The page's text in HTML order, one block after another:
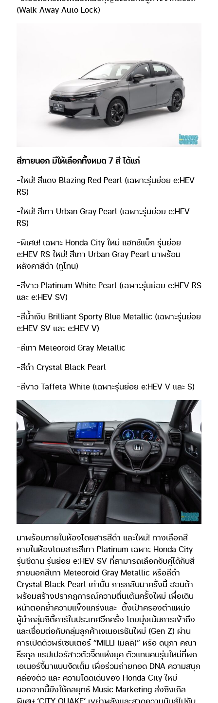
(Walk Away Auto Lock)
สีภายนอก มีให้เลือกทั้งหมด 7 สี ได้แก่
-ใหม่! สีแดง Blazing Red Pearl (เฉพาะรุ่นย่อย e:HEV
RS)
-ใหม่! สีเทา Urban Gray Pearl (เฉพาะรุ่นย่อย e:HEV
RS)
-พิเศษ! เฉพาะ Honda City ใหม่ แฮทช์แบ็ก รุ่นย่อย
e:HEV RS ใหม่! สีเทา Urban Gray Pearl มาพร้อม
หลังคาสีดำ (ทูโทน)
-สีขาว Platinum White Pearl (เฉพาะรุ่นย่อย e:HEV RS
และ e:HEV SV)
-สีน้ำเงิน Brilliant Sporty Blue Metallic (เฉพาะรุ่นย่อย
e:HEV SV และ e:HEV V)
-สีเทา Meteoroid Gray Metallic
-สีดำ Crystal Black Pearl
-สีขาว Taffeta White (เฉพาะรุ่นย่อย e:HEV V และ S)
มาพร้อมภายในห้องโดยสารสีดำ และใหม่! ทางเลือกสี
ภายในห้องโดยสารสีเทา Platinum เฉพาะ Honda City
รุ่นซีดาน รุ่นย่อย e:HEV SV ที่สามารถเลือกจับคู่ได้กับสี
ภายนอกสีเทา Meteoroid Gray Metallic หรือสีดำ
Crystal Black Pearl เท่านั้น การกลับมาครั้งนี้ ฮอนด้า
พร้อมสร้างปรากฏการณ์ความตื่นเต้นครั้งใหม่ เพื่อเดิน
หน้าตอกย้ำความแข็งแกร่งและ ตั้งเป้าครองตำแหน่ง
ผู้นำกลุ่มซิตี้คาร์ในประเทศอีกครั้ง โดยมุ่งเน้นการเข้าถึง
และเชื่อมต่อกับกลุ่มลูกค้าเจเนอเรชันใหม่ (Gen Z) ผ่าน
การเปิดตัวพรีเซนเตอร์ “MILLI (มิลลิ)” หรือ ดนุภา คณา
ธีรกุล แรปเปอร์สาวตัวจี๊ดแห่งยุค ตัวแทนคนรุ่นใหม่ที่พก
เอเนอร์จี้มาแบบจัดเต็ม เพื่อร่วมถ่ายทอด DNA ความสนุก
คล่องตัว และ ความโดดเด่นของ Honda City ใหม่
นอกจากนี้ยังใช้กลยุทธ์ Music Marketing ส่งซิงเกิล
พิเศษ ‘CITY QUAKE’ เขย่าพลังและสาดความมันส์ไปกับ